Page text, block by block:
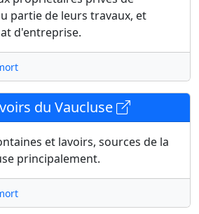
partie de leurs travaux, et
d'entreprise.
du Vaucluse
et lavoirs, sources de la
principalement.